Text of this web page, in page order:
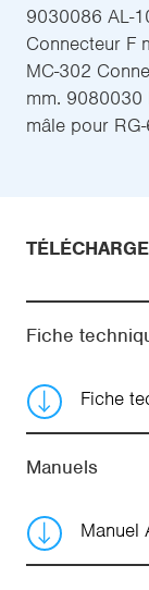
9030086 AL-
Connecteur F
MC-302
mm. 9080030
mâle pour
Fiche
Fiche
Manuels
Manuel